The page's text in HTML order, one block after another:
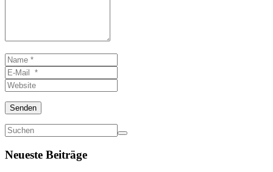
Name
*E-
Mail
*
Website
Senden
Neueste Beiträge